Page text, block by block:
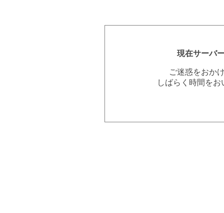
現在サーバ
ご迷惑をおか
しばらく時間を